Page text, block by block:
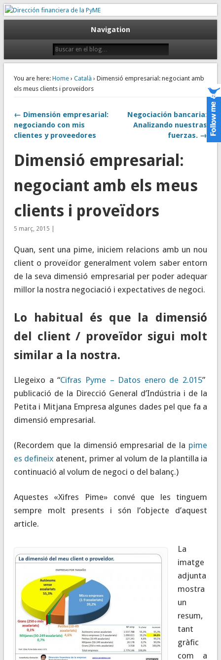
Dirección financiera de la PyME
Gestión empresarial eficiente. Dirección financiera externalizada.
Navigation
You are here: Home› Català › Dimensió empresarial: negociant amb
els meus clients i proveïdors
← Dimensión empresarial:
negociando con mis
clientes y proveedores
Negociación bancaria:
Analizando nuestras
fuerzas. →
Dimensió empresarial:
negociant amb els meus
clients i proveïdors
5 març, 2015 |
Quan, sent una pime, iniciem relacions amb un nou
client o proveïdor generalment volem saber entorn
de la seva dimensió empresarial per poder adequar
millor la nostra negociació i expectatives de negoci.
Lo habitual és que la dimensió
del client / proveïdor sigui molt
similar a la nostra.
Llegeixo a “Cifras Pyme – Datos enero de 2.015”
publicació de la Direcció General d’Indústria i de la
Petita i Mitjana Empresa algunes dades pel que fa a
dimensió empresarial.
(Recordem que la dimensió empresarial de la pime
es defineix atenent, primer al volum de la plantilla ia
continuació al volum de negoci o del balanç.)
Aquestes «Xifres Pime» convé que les tinguem
sempre molt presents i són l’objecte d’aquest
article.
La
imatge
adjunta
mostra
un
resum,
tant
gràfic
com a